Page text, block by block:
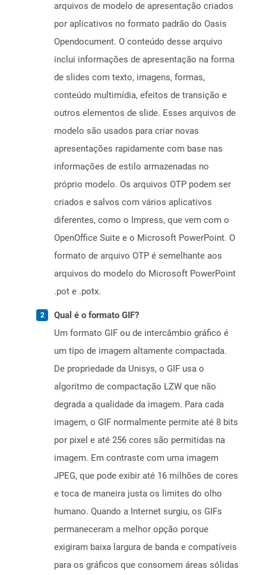
arquivos de modelo de apresentação criados
por aplicativos no formato padrão do Oasis
Opendocument. O conteúdo desse arquivo
inclui informações de apresentação na forma
de slides com texto, imagens, formas,
conteúdo multimídia, efeitos de transição e
outros elementos de slide. Esses arquivos de
modelo são usados ​​para criar novas
apresentações rapidamente com base nas
informações de estilo armazenadas no
próprio modelo. Os arquivos OTP podem ser
criados e salvos com vários aplicativos
diferentes, como o Impress, que vem com o
OpenOffice Suite e o Microsoft PowerPoint. O
formato de arquivo OTP é semelhante aos
arquivos do modelo do Microsoft PowerPoint
.pot e .potx.
Qual é o formato GIF?
Um formato GIF ou de intercâmbio gráfico é
um tipo de imagem altamente compactada.
De propriedade da Unisys, o GIF usa o
algoritmo de compactação LZW que não
degrada a qualidade da imagem. Para cada
imagem, o GIF normalmente permite até 8 bits
por pixel e até 256 cores são permitidas na
imagem. Em contraste com uma imagem
JPEG, que pode exibir até 16 milhões de cores
e toca de maneira justa os limites do olho
humano. Quando a Internet surgiu, os GIFs
permaneceram a melhor opção porque
exigiram baixa largura de banda e compatíveis
para os gráficos que consomem áreas sólidas